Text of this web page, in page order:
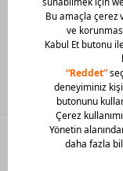
Mobil